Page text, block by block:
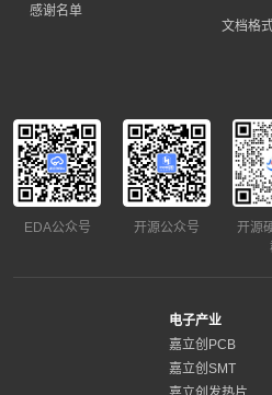
感谢名单
文档格
EDA公众号 开源公众号
开源
电子产业
嘉立创PCB
嘉立创SMT